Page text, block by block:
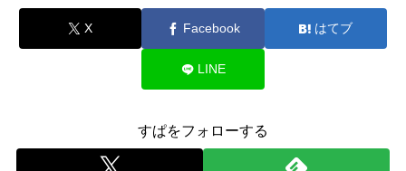
X Facebook はてブ
LINE
すぱをフォローする